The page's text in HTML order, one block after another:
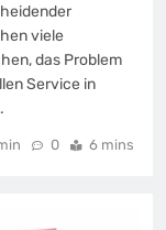
viele
das Problem
Service in
0 6 mins